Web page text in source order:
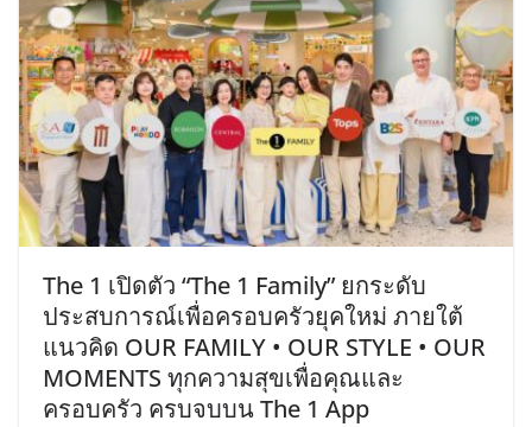
The 1 เปิดตัว “The 1 Family” ยกระดับ
ประสบการณ์เพื่อครอบครัวยุคใหม่ ภายใต้
แนวคิด OUR FAMILY • OUR STYLE • OUR
MOMENTS ทุกความสุขเพื่อคุณและ
ครอบครัว ครบจบบน The 1 App